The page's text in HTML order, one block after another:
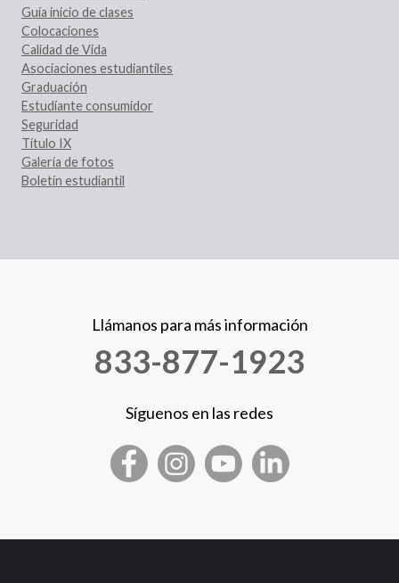
Guía inicio de clases
Colocaciones
Calidad de Vida
Asociaciones estudiantiles
Graduación
Estudiante consumidor
Seguridad
Título IX
Galería de fotos
Boletín estudiantil
Llámanos para más información
833-877-1923
Síguenos en las redes